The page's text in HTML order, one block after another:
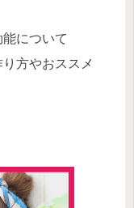
について
方やおススメ